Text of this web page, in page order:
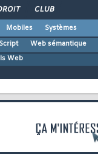
CLUB
Mobiles
Systèmes
Web sémantique
Web